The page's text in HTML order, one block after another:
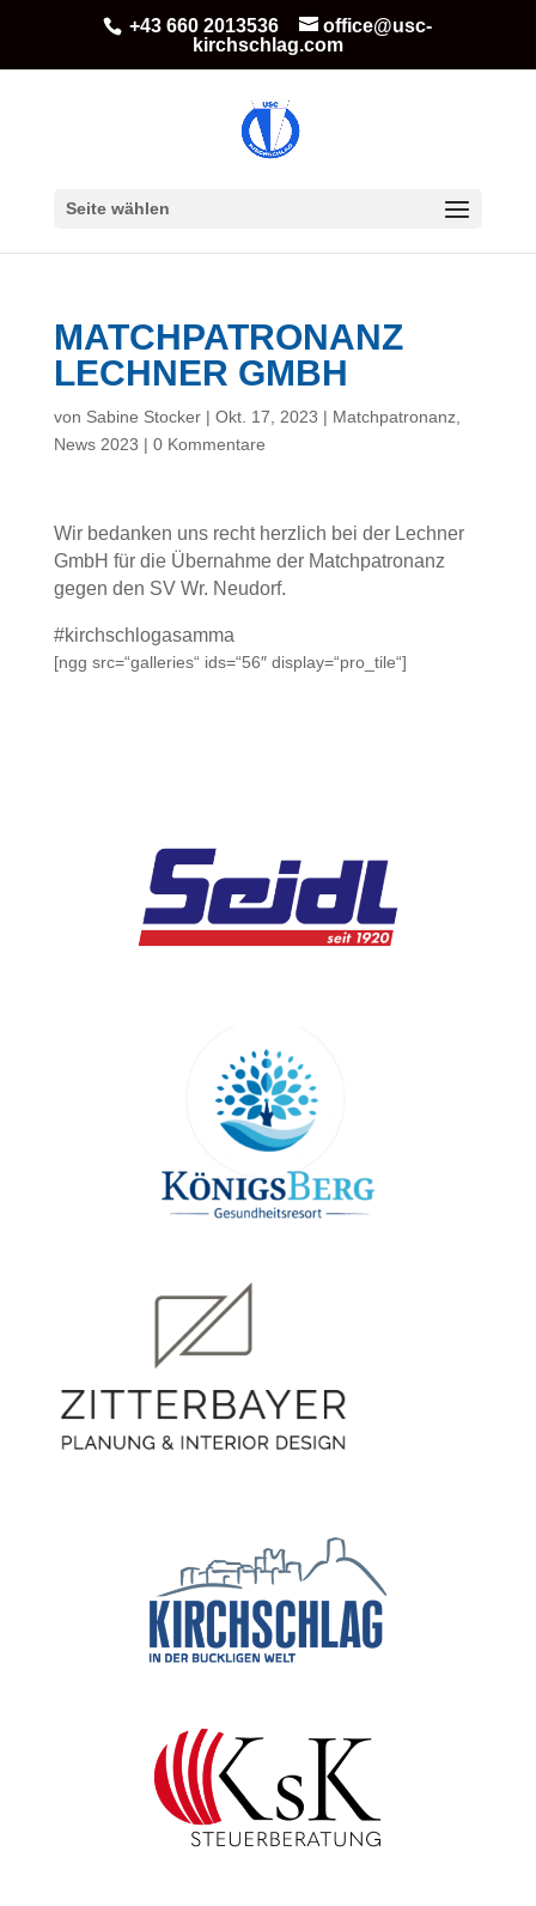
+43 660 2013536
office@usc-
kirchschlag.com
Seite wählen
MATCHPATRONANZ
LECHNER GMBH
von Sabine Stocker| Okt. 17, 2023 | Matchpatronanz,
News 2023 | 0 Kommentare
Wir bedanken uns recht herzlich bei der Lechner
GmbH für die Übernahme der Matchpatronanz
gegen den SV Wr. Neudorf.
#kirchschlogasamma
[ngg src=“galleries“ ids=“56″ display=“pro_tile“]